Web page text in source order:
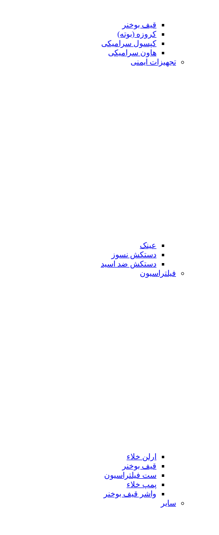
قیف بوخنر
کروزه (بوته)
کپسول سرامیکی
هاون سرامیکی
تجهیزات ایمنی
عینک
دستکش نسوز
دستکش ضد اسید
فیلتراسیون
ارلن خلاء
قیف بوخنر
ست فیلتراسیون
پمپ خلاء
واشر قیف بوخنر
سایر